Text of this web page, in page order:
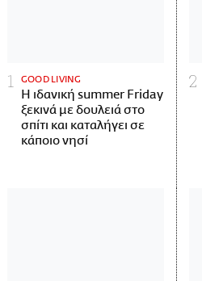
GOOD LIVING
Η ιδανική summer Friday
ξεκινά με δουλειά στο
σπίτι και καταλήγει σε
κάποιο νησί